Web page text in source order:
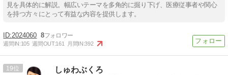
見を具体的に解説。幅広いテーマを多角的に掘り下げ、医療従事者や関心
を持つ方々にとって有益な内容を提供します。
2024060 8
週間IN:105 週間OUT:161 月間IN:392
19 しゅわぶくろ